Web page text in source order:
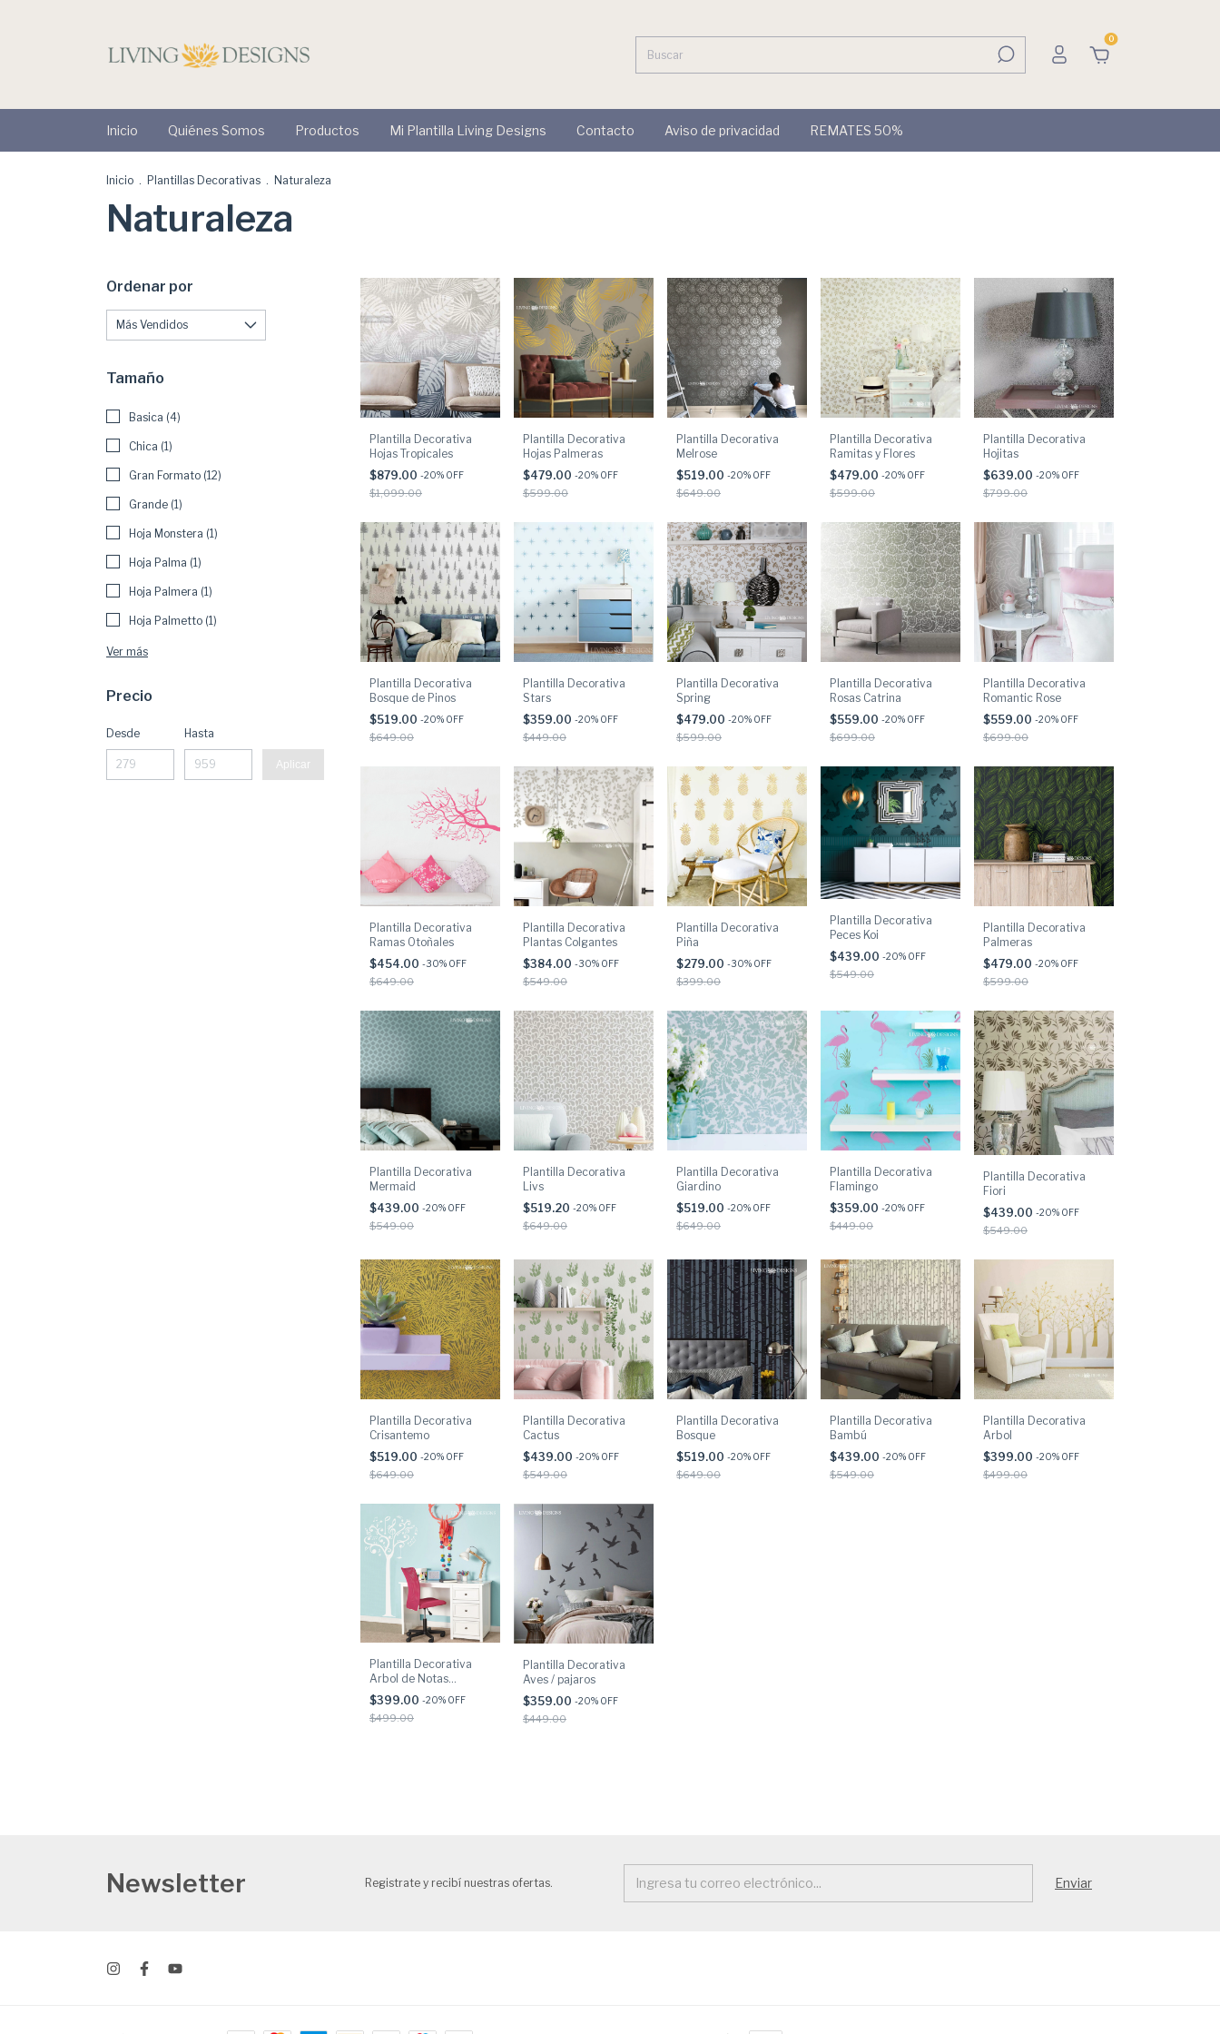
0
Inicio Quiénes Somos Productos Mi Plantilla Living Designs Contacto Aviso de privacidad REMATES 50%
Inicio . Plantillas Decorativas . Naturaleza
Naturaleza
Ordenar por
Tamaño
Basica (4)
Chica (1)
Gran Formato (12)
Grande (1)
Hoja Monstera (1)
Hoja Palma (1)
Hoja Palmera (1)
Hoja Palmetto (1)
Ver más
Precio
Desde Hasta
Aplicar
Plantilla Decorativa
Hojas Tropicales
$879.00 -20% OFF
$1,099.00
Plantilla Decorativa
Hojas Palmeras
$479.00 -20% OFF
$599.00
Plantilla Decorativa
Melrose
$519.00 -20% OFF
$649.00
Plantilla Decorativa
Ramitas y Flores
$479.00 -20% OFF
$599.00
Plantilla Decorativa
Hojitas
$639.00 -20% OFF
$799.00
Plantilla Decorativa
Bosque de Pinos
$519.00 -20% OFF
$649.00
Plantilla Decorativa
Stars
$359.00 -20% OFF
$449.00
Plantilla Decorativa
Spring
$479.00 -20% OFF
$599.00
Plantilla Decorativa
Rosas Catrina
$559.00 -20% OFF
$699.00
Plantilla Decorativa
Romantic Rose
$559.00 -20% OFF
$699.00
Plantilla Decorativa
Ramas Otoñales
$454.00 -30% OFF
$649.00
Plantilla Decorativa
Plantas Colgantes
$384.00 -30% OFF
$549.00
Plantilla Decorativa
Piña
$279.00 -30% OFF
$399.00
Plantilla Decorativa
Peces Koi
$439.00 -20% OFF
$549.00
Plantilla Decorativa
Palmeras
$479.00 -20% OFF
$599.00
Plantilla Decorativa
Mermaid
$439.00 -20% OFF
$549.00
Plantilla Decorativa
Livs
$519.20 -20% OFF
$649.00
Plantilla Decorativa
Giardino
$519.00 -20% OFF
$649.00
Plantilla Decorativa
Flamingo
$359.00 -20% OFF
$449.00
Plantilla Decorativa
Fiori
$439.00 -20% OFF
$549.00
Plantilla Decorativa
Crisantemo
$519.00 -20% OFF
$649.00
Plantilla Decorativa
Cactus
$439.00 -20% OFF
$549.00
Plantilla Decorativa
Bosque
$519.00 -20% OFF
$649.00
Plantilla Decorativa
Bambú
$439.00 -20% OFF
$549.00
Plantilla Decorativa
Arbol
$399.00 -20% OFF
$499.00
Plantilla Decorativa
Arbol de Notas
Musicales
$399.00 -20% OFF
$499.00
Plantilla Decorativa
Aves / pajaros
$359.00 -20% OFF
$449.00
Newsletter Registrate y recibí nuestras ofertas.